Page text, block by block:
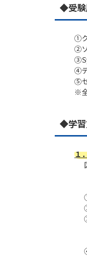
◆受験
①
②
④
⑤
※
◆学習
１